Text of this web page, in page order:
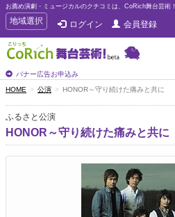
お薦め演劇・ミュージカルのクチコミは、CoRich舞台芸術！
T
o
g
g
e
n
a
v
g
地域選択 ログイン 会員登録
バナー広告お申込み
HOME 公演 HONOR～守り続けた痛みと共に
ふるさと公演
HONOR～守り続けた痛みと共に